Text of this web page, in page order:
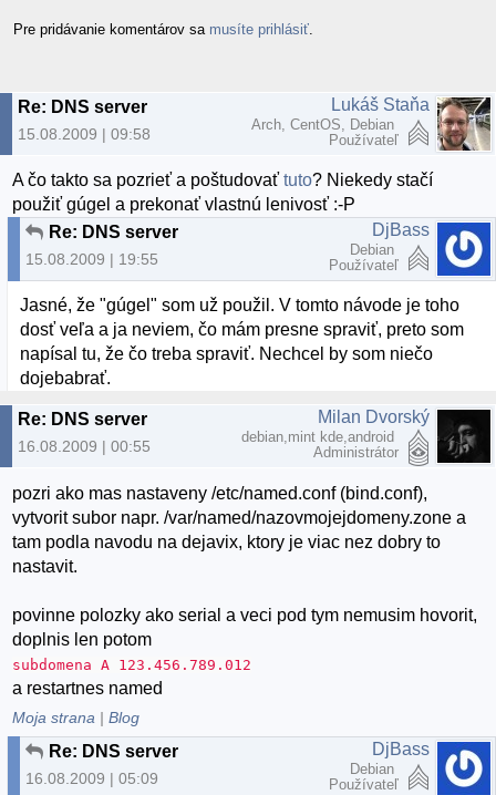
Pre pridávanie komentárov sa musíte prihlásiť
Re: DNS server
15.08.2009 | 09:58
Lukáš Staňa
Arch, CentOS, Debian
Používateľ
A čo takto sa pozrieť a poštudovaťtuto? Niekedy stačí
použiť gúgel a prekonať vlastnú lenivosť :-P
Re: DNS server
15.08.2009 | 19:55
DjBass
Debian
Používateľ
Jasné, že "gúgel" som už použil. V tomto návode je toho
dosť veľa a ja neviem, čo mám presne spraviť, preto som
napísal tu, že čo treba spraviť. Nechcel by som niečo
dojebabrať.
Re: DNS server
16.08.2009 | 00:55
Milan Dvorský
debian,mint kde,android
Administrátor
pozri ako mas nastaveny /etc/named.conf (bind.conf),
vytvorit subor napr. /var/named/nazovmojejdomeny.zone a
tam podla navodu na dejavix, ktory je viac nez dobry to
nastavit.
povinne polozky ako serial a veci pod tym nemusim hovorit,
doplnis len potom
subdomena A 123.456.789.012
a restartnes named
Moja strana |Blog
Re: DNS server
16.08.2009 | 05:09
DjBass
Debian
Používateľ